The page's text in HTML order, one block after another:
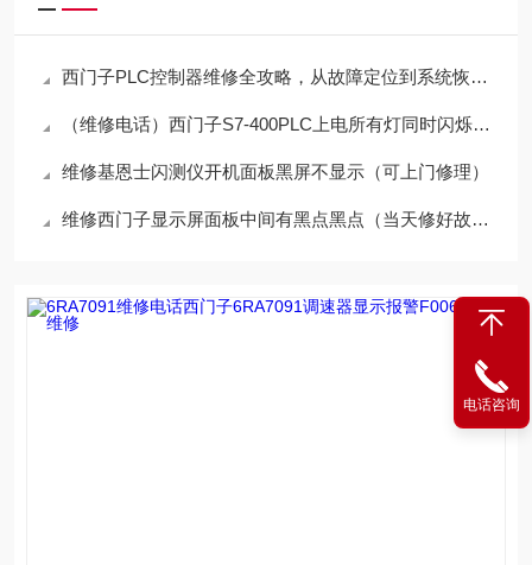
西门子PLC控制器维修全攻略，从故障定位到系统恢复的技术实践
（维修电话）西门子S7-400PLC上电所有灯同时闪烁修复专家
维修基恩士闪测仪开机面板黑屏不显示（可上门修理）
维修西门子显示屏面板中间有黑点黑点（当天修好故障）
电话咨询